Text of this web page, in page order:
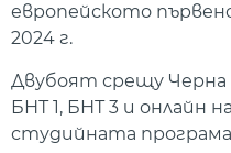
европейското
2024 г.
Двубоят срещу Черна
БНТ 1, БНТ 3 и онлайн
студийната програма